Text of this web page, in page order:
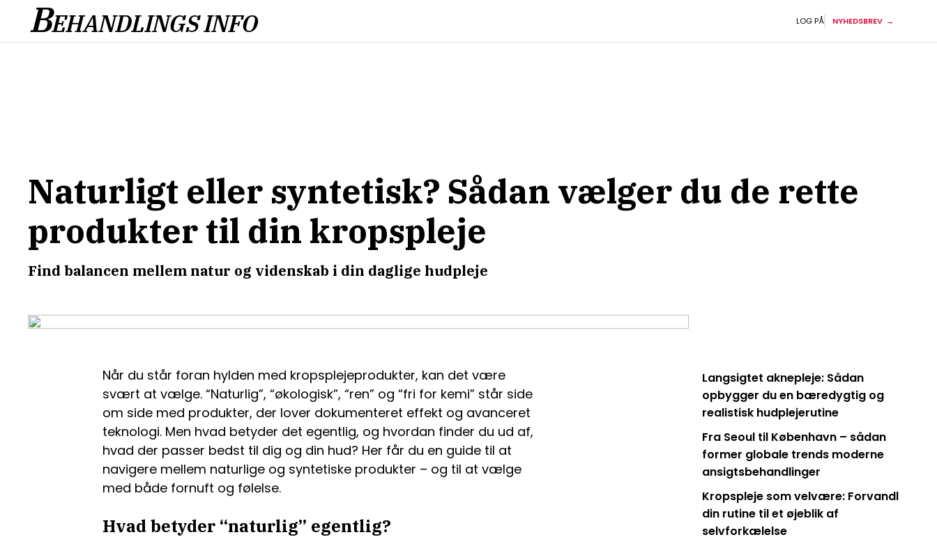
BEHANDLINGS INFO LOG PÅ NYHEDSBREV
Naturligt eller syntetisk? Sådan vælger du de rette
produkter til din kropspleje
Find balancen mellem natur og videnskab i din daglige hudpleje
Når du står foran hylden med kropsplejeprodukter, kan det være
svært at vælge. “Naturlig”, “økologisk”, “ren” og “fri for kemi” står side
om side med produkter, der lover dokumenteret effekt og avanceret
teknologi. Men hvad betyder det egentlig, og hvordan finder du ud af,
hvad der passer bedst til dig og din hud? Her får du en guide til at
navigere mellem naturlige og syntetiske produkter – og til at vælge
med både fornuft og følelse.
Hvad betyder “naturlig” egentlig?
Langsigtet aknepleje: Sådan
opbygger du en bæredygtig og
realistisk hudplejerutine
Fra Seoul til København – sådan
former globale trends moderne
ansigtsbehandlinger
Kropspleje som velvære: Forvandl
din rutine til et øjeblik af
selvforkælelse